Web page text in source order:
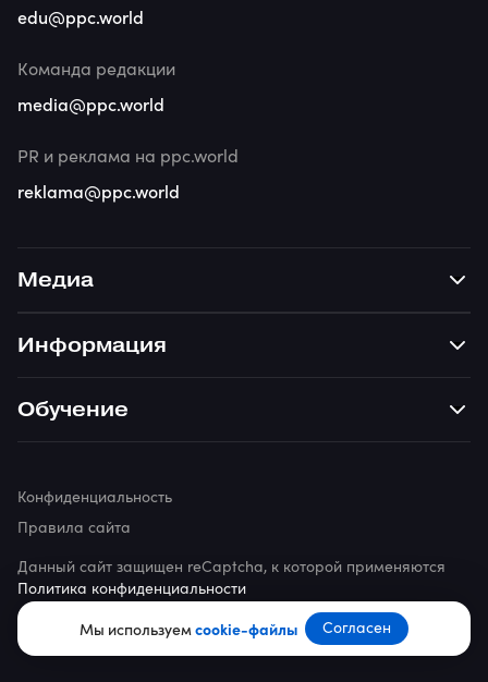
Мы используемcookie-файлы Согласен
Медиа
Информация
Обучение
edu@ppc.world
Команда редакции
media@ppc.world
PR и реклама на ppc.world
reklama@ppc.world
© 2026 ppc.world
Данный сайт защищен reCaptcha, к которой применяются
Политика конфиденциальности
Конфиденциальность
Правила сайта